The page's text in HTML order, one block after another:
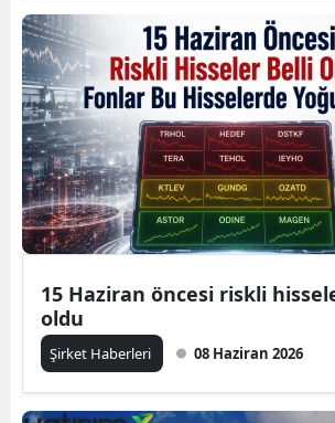
15 Haziran öncesi riskli
oldu
Şirket Haberleri 08 Haziran 2026